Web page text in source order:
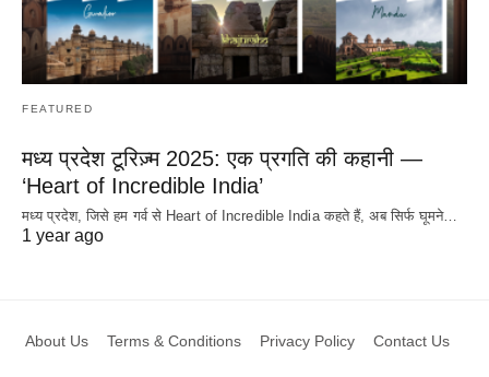
FEATURED
मध्य प्रदेश टूरिज़्म 2025: एक प्रगति की कहानी —
‘Heart of Incredible India’
मध्य प्रदेश, जिसे हम गर्व से Heart of Incredible India कहते हैं, अब सिर्फ घूमने…
1 year ago
About Us Terms & Conditions Privacy Policy Contact Us